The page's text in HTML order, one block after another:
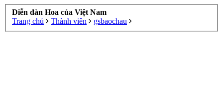
Diễn đàn Hoa của Việt Nam
Trang chủ
Thành viên gsbaochau